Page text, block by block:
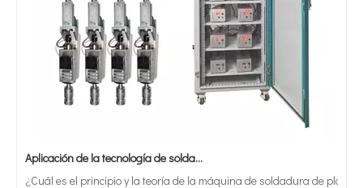
¿Cuál es el principio y la teoría de la máquina de soldadura de